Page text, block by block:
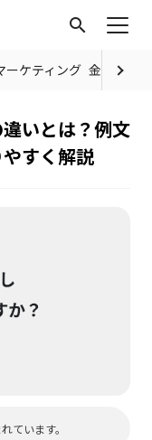
search
ーケティング 金融 制度
違いとは？例文
すく解説
ています。